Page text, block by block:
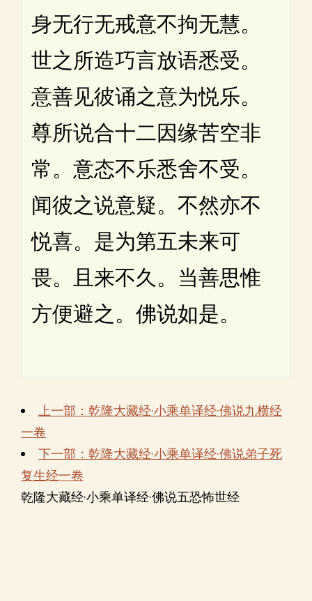
身无行无戒意不拘无慧。
世之所造巧言放语悉受。
意善见彼诵之意为悦乐。
尊所说合十二因缘苦空非
常。意态不乐悉舍不受。
闻彼之说意疑。不然亦不
悦喜。是为第五未来可
畏。且来不久。当善思惟
方便避之。佛说如是。
上一部：乾隆大藏经·小乘单译经·佛说九横经
一卷
下一部：乾隆大藏经·小乘单译经·佛说弟子死
复生经一卷
乾隆大藏经·小乘单译经·佛说五恐怖世经